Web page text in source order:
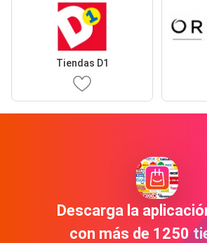
Tiendas D1
Descarga la
con más de 1250